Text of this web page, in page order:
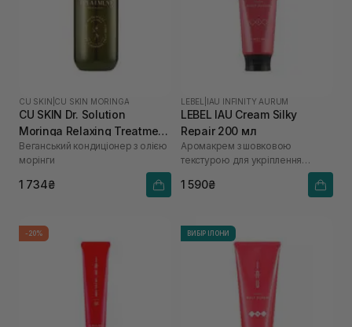
CU SKIN CU SKIN MORINGA
CU SKIN Dr. Solution
Moringa Relaxing Treatment
400 мл
Веганський кондиціонер з олією
морінги
1 734₴
LEBEL IAU INFINITY AURUM
LEBEL IAU Cream Silky
Repair 200 мл
Аромакрем з шовковою
текстурою для укріплення
1 590₴
-20% ВИБІР ІЛОНИ